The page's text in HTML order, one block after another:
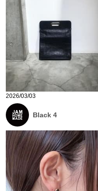
2026/03/03
Black 4